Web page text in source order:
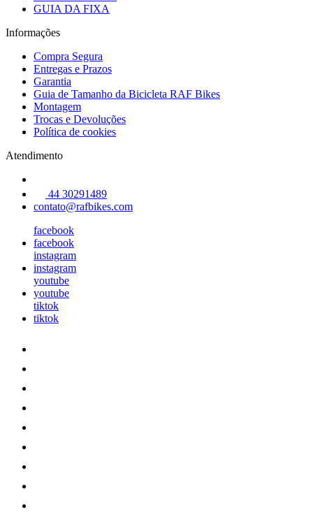
GUIA DA FIXA
Informações
Compra Segura
Entregas e Prazos
Garantia
Guia de Tamanho da Bicicleta RAF Bikes
Montagem
Trocas e Devoluções
Política de cookies
Atendimento
44 30291489
contato@rafbikes.com
facebook
facebook
instagram
instagram
youtube
youtube
tiktok
tiktok